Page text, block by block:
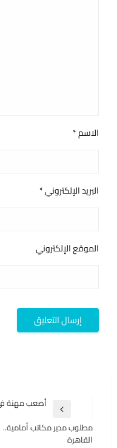
الاسم*
البريد الإلكتروني*
الموقع الإلكتروني
المقالات
المقالة
السابقة
أصعب مهنة
المقالة
مطلوب مدير مكاتب أمامية..
القاهرة